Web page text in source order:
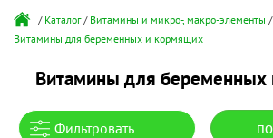
/ Каталог / Витамины и микро-, макро-элементы /
Витамины для беременных и кормящих
Витамины для
Фильтровать